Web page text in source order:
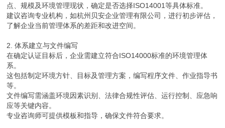
点、规模及环境管理现状，确定是否选择ISO14001等具体标准。
建议咨询专业机构，如杭州贝安企业管理有限公司，进行初步评估，
了解企业当前管理体系的差距和改进空间。
2. 体系建立与文件编写
在确定认证目标后，企业需建立符合ISO14000标准的环境管理体
系。
这包括制定环境方针、目标及管理方案，编写程序文件、作业指导书
等。
文件编写需涵盖环境因素识别、法律合规性评估、运行控制、应急响
应等关键内容。
专业咨询师可提供模板和指导，确保文件符合要求。